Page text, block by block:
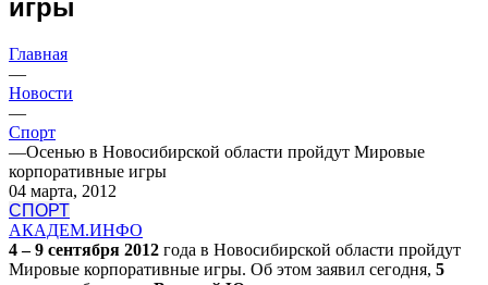
игры
Главная
—
Новости
—
Спорт
—Осенью в Новосибирской области пройдут Мировые
корпоративные игры
04 марта, 2012
СПОРТ
АКАДЕМ.ИНФО
4 – 9 сентября 2012 года в Новосибирской области пройдут
Мировые корпоративные игры. Об этом заявил сегодня, 5